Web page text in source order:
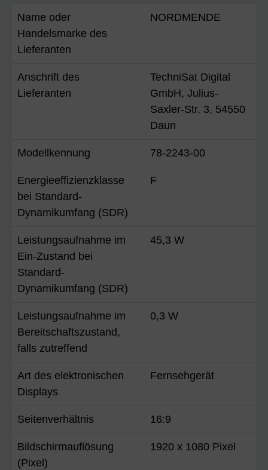
Name oder
Handelsmarke des
Lieferanten
NORDMENDE
Anschrift des
Lieferanten
TechniSat Digital
GmbH, Julius-
Saxler-Str. 3, 54550
Daun
Modellkennung 78-2243-00
Energieeffizienzklasse
bei Standard-
Dynamikumfang (SDR)
F
Leistungsaufnahme im
Ein-Zustand bei
Standard-
Dynamikumfang (SDR)
45,3 W
Leistungsaufnahme im
Bereitschaftszustand,
falls zutreffend
0,3 W
Art des elektronischen
Displays
Fernsehgerät
Seitenverhältnis 16:9
Bildschirmauflösung
(Pixel)
1920 x 1080 Pixel